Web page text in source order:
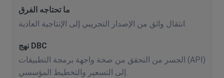
انتقال واثق من الإصدار التجريبي إلى الإنتاجية العادية.
الجسر من التحقق من صحة واجهة برمجة التطبيقات (API)
إلى التسعير والتخطيط المؤسسي.